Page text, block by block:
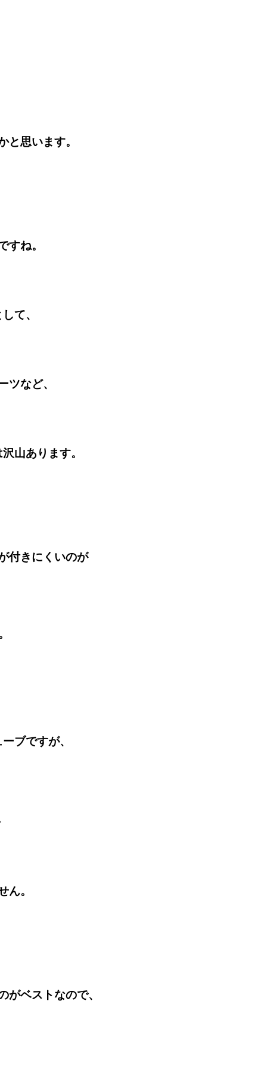
と思います。
すね。
て、
ツなど、
山あります。
付きにくいのが
。
ブですが、
ん。
がベストなので、